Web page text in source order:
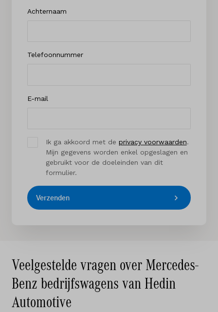
Achternaam
Telefoonnummer
E-mail
Ik ga akkoord met de privacy voorwaarden.
Mijn gegevens worden enkel opgeslagen en
gebruikt voor de doeleinden van dit
formulier.
Verzenden
Veelgestelde vragen over Mercedes-
Benz bedrijfswagens van Hedin
Automotive